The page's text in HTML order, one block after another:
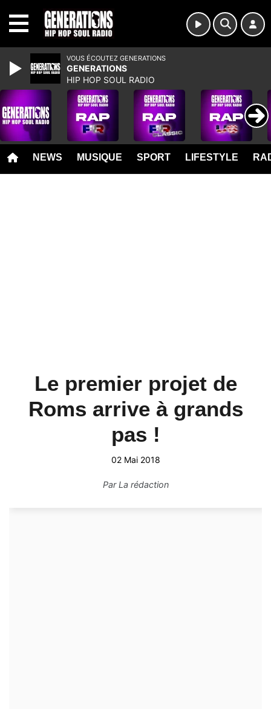
NEWS MUSIQUE SPORT LIFESTYLE
Le premier projet de
Roms arrive à grands
pas !
02 Mai 2018
ParLa rédaction
VOUS ÉCOUTEZ GENERATIONS
GENERATIONS
HIP HOP SOUL RADIO